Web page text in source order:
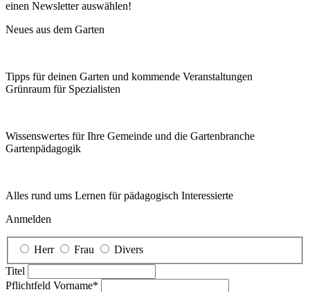
einen Newsletter auswählen!
Neues aus dem Garten
Tipps für deinen Garten und kommende Veranstaltungen
Grünraum für Spezialisten
Wissenswertes für Ihre Gemeinde und die Gartenbranche
Garten­pädagogik
Alles rund ums Lernen für pädagogisch Interessierte
Anmelden
Herr Frau
Divers
Titel
Pflichtfeld Vorname*